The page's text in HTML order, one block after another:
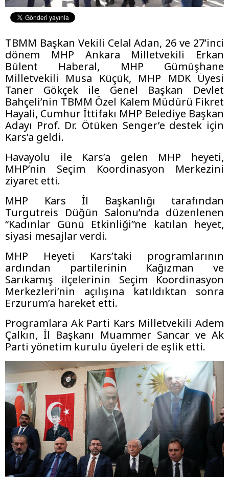
TBMM Başkan Vekili Celal Adan, 26 ve 27’inci
dönem MHP Ankara Milletvekili Erkan
Bülent Haberal, MHP Gümüşhane
Milletvekili Musa Küçük, MHP MDK Üyesi
Taner Gökçek ile Genel Başkan Devlet
Bahçeli’nin TBMM Özel Kalem Müdürü Fikret
Hayali, Cumhur İttifakı MHP Belediye Başkan
Adayı Prof. Dr. Ötüken Senger’e destek için
Kars’a geldi.
Havayolu ile Kars’a gelen MHP heyeti,
MHP’nin Seçim Koordinasyon Merkezini
ziyaret etti.
MHP Kars İl Başkanlığı tarafından
Turgutreis Düğün Salonu’nda düzenlenen
“Kadınlar Günü Etkinliği”ne katılan heyet,
siyasi mesajlar verdi.
MHP Heyeti Kars’taki programlarının
ardından partilerinin Kağızman ve
Sarıkamış ilçelerinin Seçim Koordinasyon
Merkezleri’nin açılışına katıldıktan sonra
Erzurum’a hareket etti.
Programlara Ak Parti Kars Milletvekili Adem
Çalkın, İl Başkanı Muammer Sancar ve Ak
Parti yönetim kurulu üyeleri de eşlik etti.